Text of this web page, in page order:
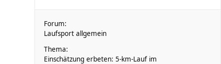
Forum:
Laufsport allgemein
Thema:
Einschätzung erbeten: 5-km-Lauf im